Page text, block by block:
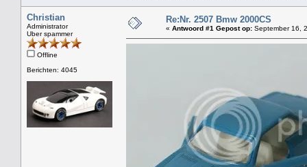
Christian
Administrator
Uber spammer
Offline
Berichten: 4045
Re:Nr. 2507 Bmw 2000CS
« Antwoord #1 Gepost op: September 16,